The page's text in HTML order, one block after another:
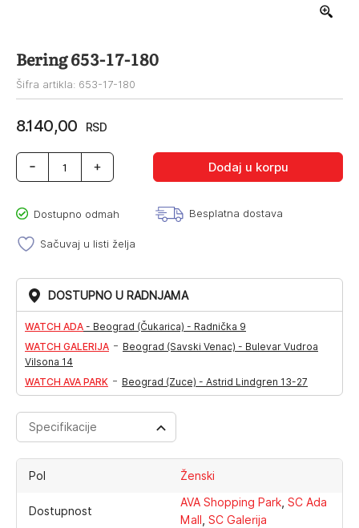
Bering 653-17-180
Šifra artikla: 653-17-180
8.140,00 RSD
Bering
653-
180
količina
Dodaj u korpu
Dostupno odmah Besplatna dostava
Sačuvaj u listi želja
DOSTUPNO U RADNJAMA
WATCH ADA - Beograd (Čukarica) - Radnička 9
WATCH GALERIJA - Beograd (Savski Venac) - Bulevar Vudroa
Vilsona 14
WATCH AVA PARK - Beograd (Zuce) - Astrid Lindgren 13-27
Specifikacije
Pol Ženski
Dostupnost
AVA Shopping Park, SC Ada
Mall , SC Galerija